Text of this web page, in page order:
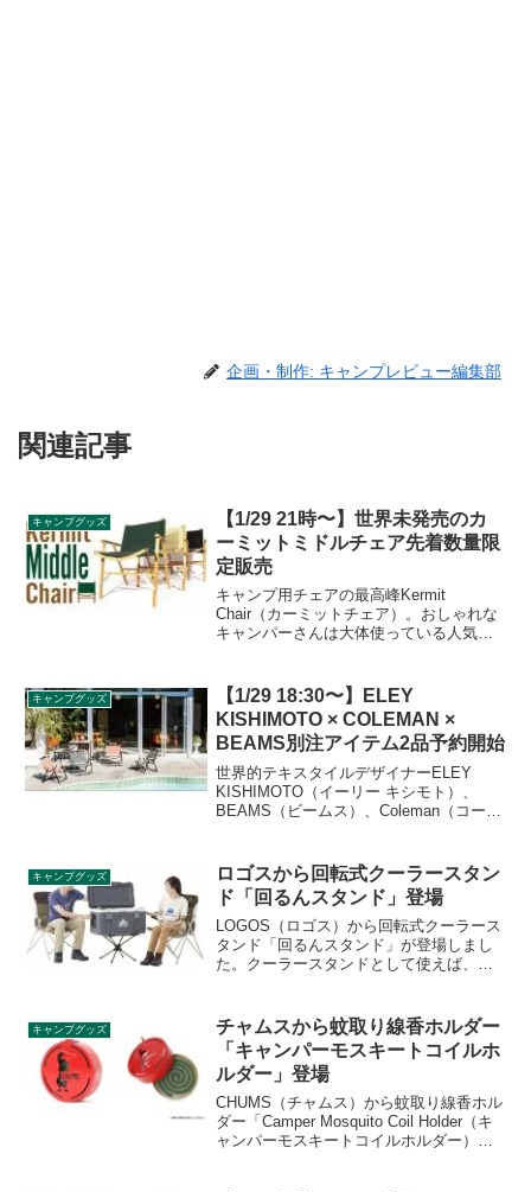
企画・制作: キャンプレビュー編集部
関連記事
キャンプグッズ
【1/29 21時〜】世界未発売のカ
ーミットミドルチェア先着数量限
定販売
キャンプ用チェアの最高峰Kermit
Chair（カーミットチェア）。おしゃれな
キャンパーさんは大体使っている人気の
た世界未発売のカーミットミドルチェア
が2021年1月29日21時から先着数量限定
販売されます。
キャンプグッズ
【1/29 18:30〜】ELEY
KISHIMOTO × COLEMAN ×
BEAMS別注アイテム2品予約開始
世界的テキスタイルデザイナーELEY
KISHIMOTO（イーリー キシモト）、
BEAMS（ビームス）、Coleman（コール
た。コラボアイテムの詳細をレビューし
ます。
キャンプグッズ
ロゴスから回転式クーラースタン
ド「回るんスタンド」登場
LOGOS（ロゴス）から回転式クーラース
タンド「回るんスタンド」が登場しまし
た。クーラースタンドとして使えば、ど
キャンプグッズ
チャムスから蚊取り線香ホルダー
「キャンパーモスキートコイルホ
ルダー」登場
CHUMS（チャムス）から蚊取り線香ホル
ダー「Camper Mosquito Coil Holder（キ
ャンパーモスキートコイルホルダー）」